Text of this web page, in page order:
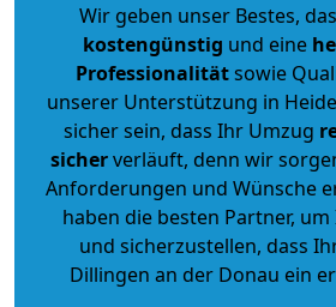
Wir geben unser Bestes,
kostengünstig und eine
Professionalitätsowie
unserer Unterstützung in
sicher sein, dass Ihr Umzug
sicherverläuft, denn wir
Anforderungen und Wünsche
haben die besten Partner,
und sicherzustellen, dass
Dillingen an der Donau ein